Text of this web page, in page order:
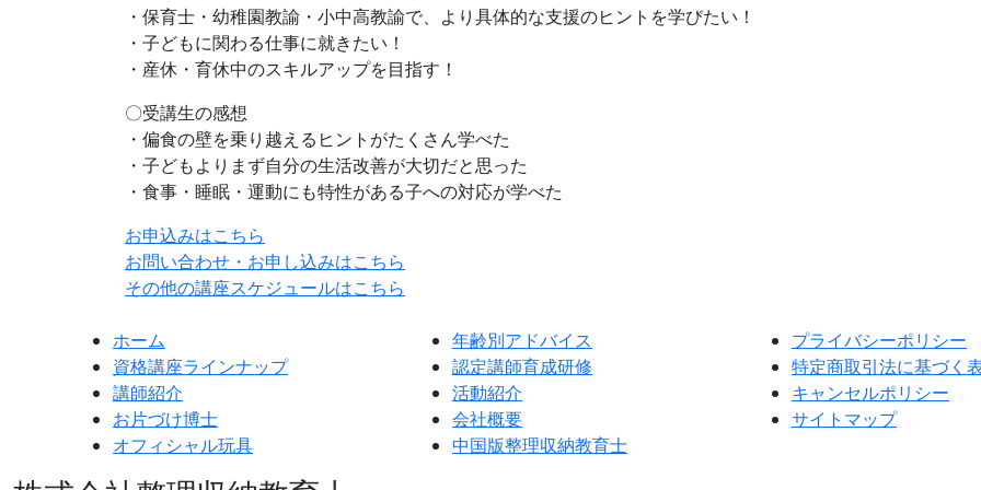
・保育士・幼稚園教諭・小中高教諭で、より具体的な支援のヒントを学びたい！
・子どもに関わる仕事に就きたい！
・産休・育休中のスキルアップを目指す！
〇受講生の感想
・偏食の壁を乗り越えるヒントがたくさん学べた
・子どもよりまず自分の生活改善が大切だと思った
・食事・睡眠・運動にも特性がある子への対応が学べた
お申込みはこちら
お問い合わせ・お申し込みはこちら
その他の講座スケジュールはこちら
ホーム
資格講座ラインナップ
講師紹介
お片づけ博士
オフィシャル玩具
年齢別アドバイス
認定講師育成研修
活動紹介
会社概要
中国版整理収納教育士
プライバシーポリシー
特定商取引法に基づく
キャンセルポリシー
サイトマップ